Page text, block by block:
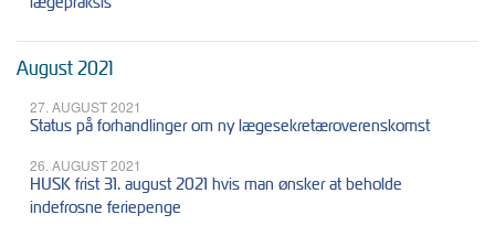
August 2021
27. AUGUST 2021
Status på forhandlinger om ny lægesekretæroverenskomst
26. AUGUST 2021
HUSK frist 31. august 2021 hvis man ønsker at beholde
indefrosne feriepenge